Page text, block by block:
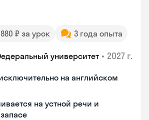
₽ за урок 3 года опыта
университет • 2027 г.
на английском
на устной речи и